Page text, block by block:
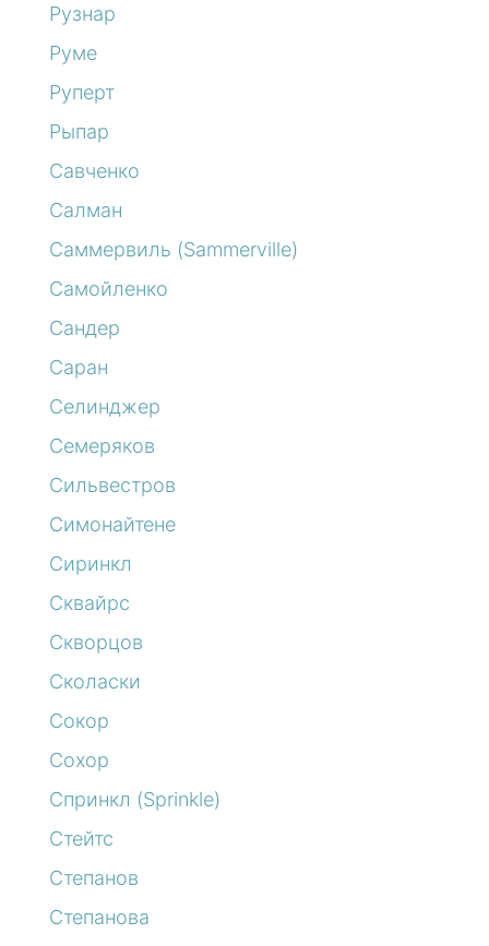
Рузнар
Руме
Руперт
Рыпар
Савченко
Салман
Саммервиль (Sammerville)
Самойленко
Сандер
Саран
Селинджер
Семеряков
Сильвестров
Симонайтене
Сиринкл
Сквайрс
Скворцов
Сколаски
Сокор
Сохор
Спринкл (Sprinkle)
Стейтс
Степанов
Степанова